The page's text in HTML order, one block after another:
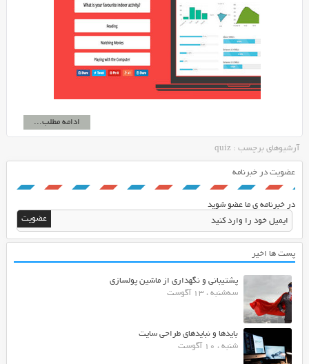
ادامه مطلب...
آرشیوهای برچسب : quiz
عضویت در خبرنامه
در خبرنامه ی ما عضو شوید
پست ها اخیر
پشتیبانی و نگهداری از ماشین پولسازی
سه‌شنبه ، 13 آگوست
بایدها و نبایدهای طراحی سایت
شنبه ، 10 آگوست